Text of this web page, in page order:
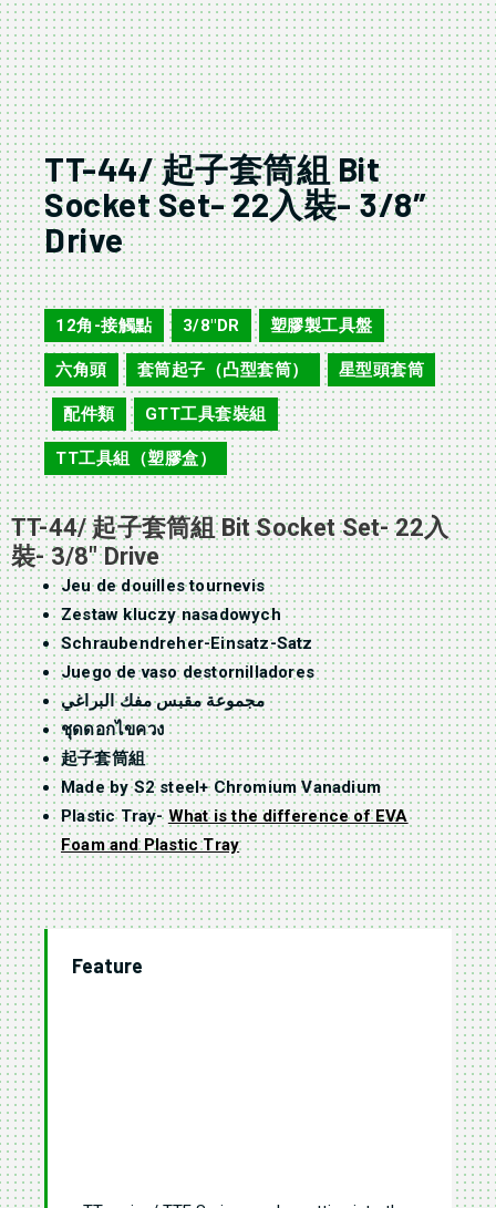
TT-44/ 起子套筒組 Bit
Socket Set- 22入裝- 3/8″
Drive
TT-44
12角-接觸點 , 3/8"DR , 塑膠製工具盤 ,
六角頭 , 套筒起子（凸型套筒） , 星型頭套筒
, 配件類 , GTT工具套裝組 ,
TT工具組（塑膠盒）
TT-44/ 起子套筒組 Bit Socket Set- 22入
裝- 3/8″ Drive
Jeu de douilles tournevis
Zestaw kluczy nasadowych
Schraubendreher-Einsatz-Satz
Juego de vaso destornilladores
مجموعة مقبس مفك البراغي
ชุดดอกไขควง
起子套筒組
Made by S2 steel+ Chromium Vanadium
Plastic Tray- What is the difference of EVA
Foam and Plastic Tray
Feature